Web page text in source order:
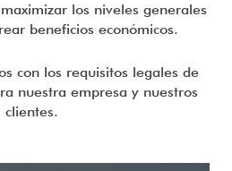
los niveles generales
beneficios económicos.
con los requisitos legales de
nuestra empresa y nuestros
clientes.